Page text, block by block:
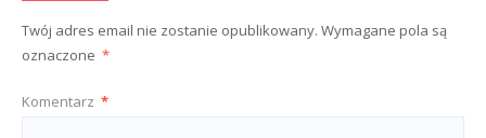
Twój adres email nie zostanie opublikowany. Wymagane pola są
oznaczone *
Komentarz *